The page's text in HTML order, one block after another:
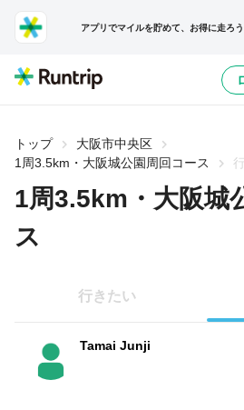
アプリでマイルを貯めて、お得に走ろう
トップ
大阪市中央区
1周3.5km・大阪城公園周回コース
1周3.5km・大阪城
ス
行きたい
Tamai Junji